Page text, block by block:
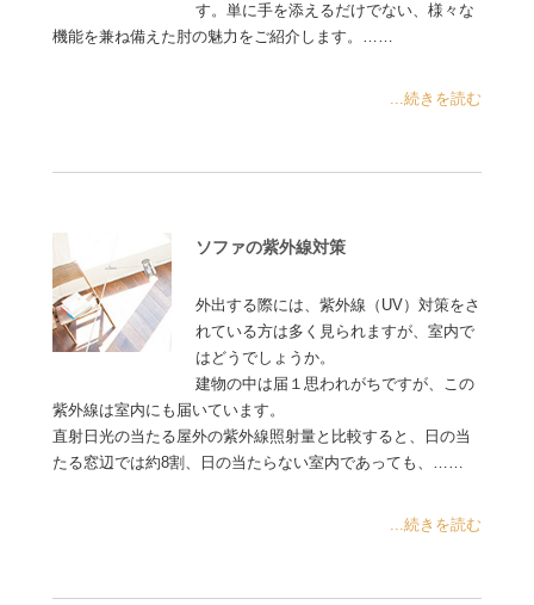
す。単に手を添えるだけでない、様々な
機能を兼ね備えた肘の魅力をご紹介します。……
...続きを読む
ソファの紫外線対策
外出する際には、紫外線（UV）対策をさ
れている方は多く見られますが、室内で
はどうでしょうか。
建物の中は届１思われがちですが、この
紫外線は室内にも届いています。
直射日光の当たる屋外の紫外線照射量と比較すると、日の当
たる窓辺では約8割、日の当たらない室内であっても、……
...続きを読む